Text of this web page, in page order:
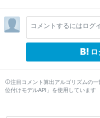
コメントするにはログ
注目コメント算出アルゴリズムの
位付けモデルAPI」を使用しています